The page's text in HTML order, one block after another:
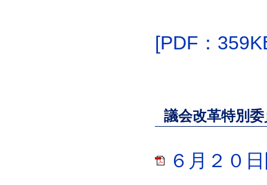
[PDF：
議会改革特別
６月２０